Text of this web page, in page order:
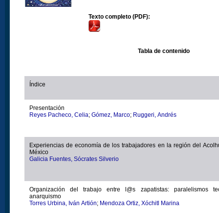
Texto completo (PDF):
Tabla de contenido
Índice
Presentación
Reyes Pacheco, Celia; Gómez, Marco; Ruggeri, Andrés
Experiencias de economía de los trabajadores en la región del
México
Galicia Fuentes, Sócrates Silverio
Organización del trabajo entre l@s zapatistas: paralelismos
anarquismo
Torres Urbina, Iván Artión; Mendoza Ortiz, Xóchitl Marina